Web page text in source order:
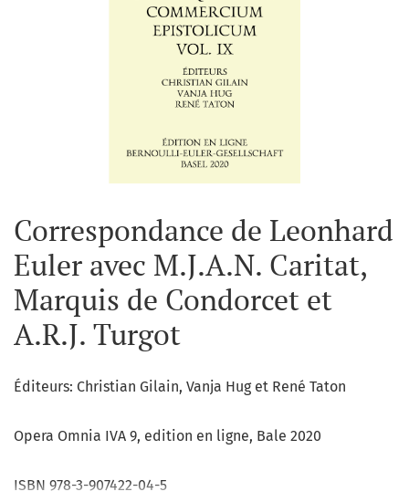
Correspondance de Leonhard
Euler avec M.J.A.N. Caritat,
Marquis de Condorcet et
A.R.J. Turgot
Éditeurs: Christian Gilain, Vanja Hug et René Taton
Opera Omnia IVA 9, edition en ligne, Bale 2020
ISBN 978-3-907422-04-5